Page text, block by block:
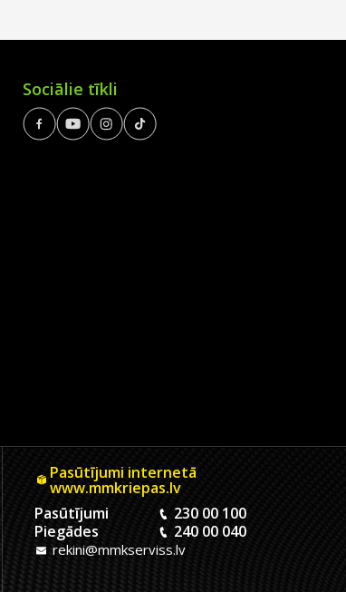
Sociālie tīkli
Pasūtījumi internetā
www.mmkriepas.lv
Pasūtījumi
230 00 100
Piegādes
240 00 040
rekini@mmkserviss.lv